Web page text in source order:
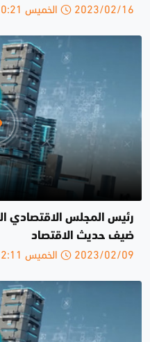
2023/02/16 الخميس 10:21 ص
رئيس المجلس الاقتصادي
ضيف حديث الاقتصاد
2023/02/09 الخميس 12:11 م